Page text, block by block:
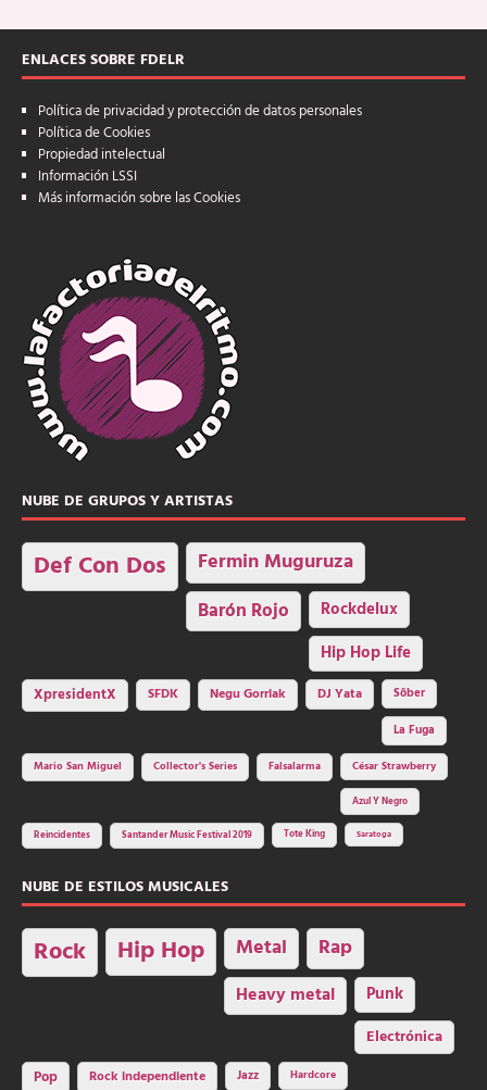
ENLACES SOBRE FDELR
Política de privacidad y protección de datos personales
Política de Cookies
Propiedad intelectual
Información LSSI
Más información sobre las Cookies
NUBE DE GRUPOS Y ARTISTAS
Def Con Dos Fermin Muguruza
Barón Rojo Rockdelux
Hip Hop Life
XpresidentX SFDK Negu Gorriak DJ Yata
Sôber
La Fuga
Mario San Miguel
Collector's Series Falsalarma César Strawberry
Azul Y Negro
Reincidentes Santander Music Festival 2019 Tote King Saratoga
NUBE DE ESTILOS MUSICALES
Rock Hip Hop Metal Rap
Heavy metal Punk
Electrónica
Pop Rock independiente Jazz Hardcore